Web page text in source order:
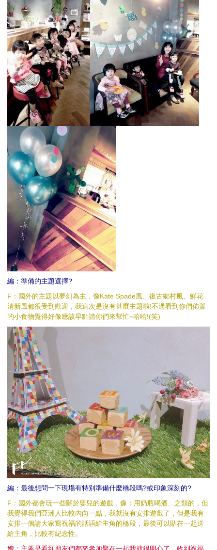
編：準備的主題選擇?
F：國外的主題以夢幻為主，像Kate Spade風、復古鄉村風、鮮花
清新風都很受到歡迎，我這次是沒有甚麼主題啦!不過看到你們佈置
的小食物覺得好像應該早點請你們來幫忙~哈哈!(笑)
編：最後想問一下現場有特別準備什麼橋段嗎?或印象深刻的?
F：國外都會玩一些關於嬰兒的遊戲，像：用奶瓶喝酒…之類的，但
我覺得我們亞洲人比較內向一點，我就沒有安排遊戲了，但是我有
安排一個請大家寫祝福的話語給主角的橋段，最後可以貼在一起送
給主角，比較有紀念性。